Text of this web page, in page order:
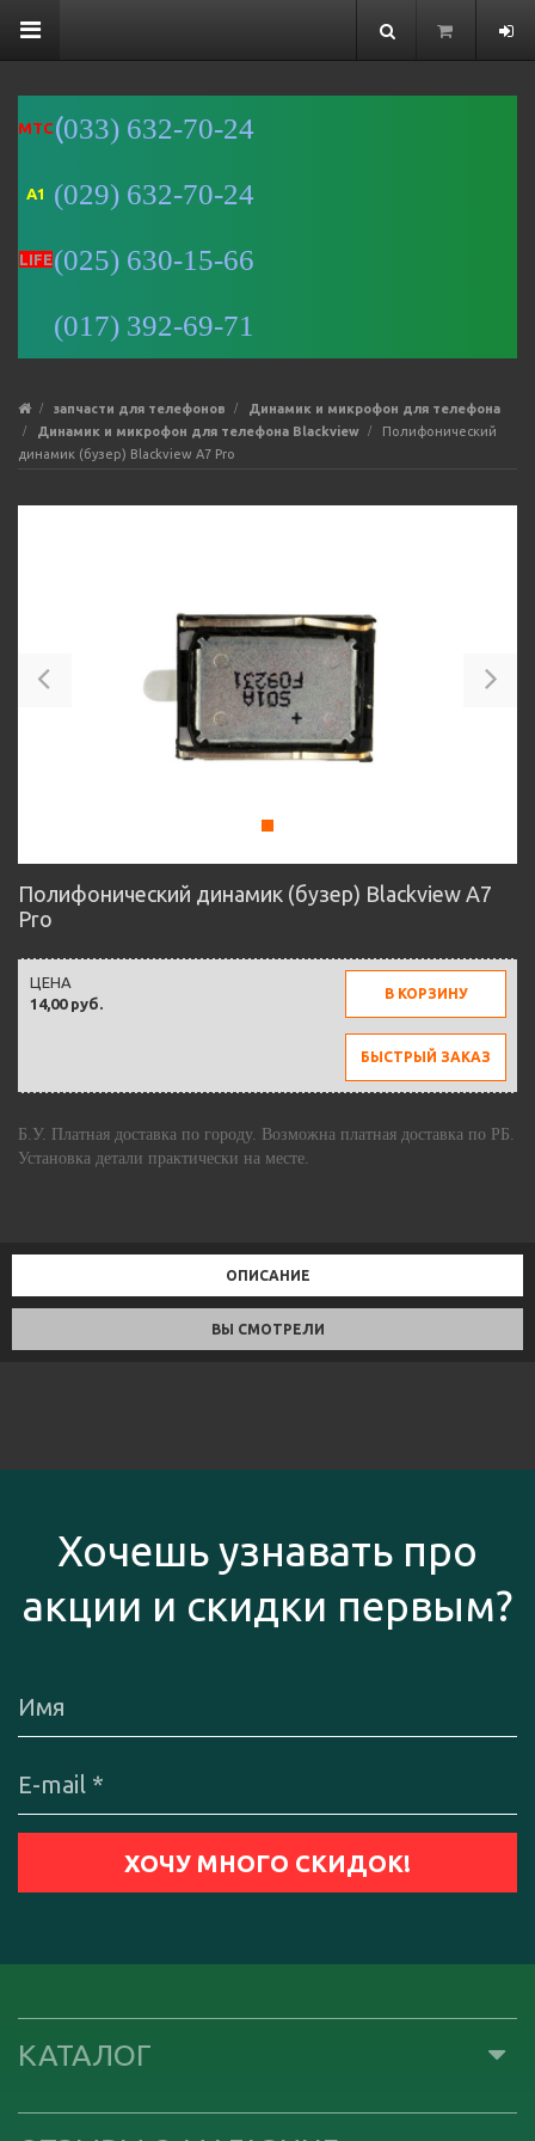
MTC (033) 632-70-24
A1 (029) 632-70-24
LIFE(025) 630-15-66
(017) 392-69-71
запчасти для телефонов
Динамик и микрофон для телефона
Динамик и микрофон для телефона Blackview
Полифонический
динамик (бузер) Blackview A7 Pro
Полифонический динамик (бузер) Blackview A7
Pro
14,00 руб.
ЦЕНА
В КОРЗИНУ
БЫСТРЫЙ ЗАКАЗ
Б.У. Платная доставка по городу. Возможна платная доставка по РБ.
Установка детали практически на месте.
ОПИСАНИЕ
ВЫ СМОТРЕЛИ
Хочешь узнавать про
акции и скидки первым?
КАТАЛОГ